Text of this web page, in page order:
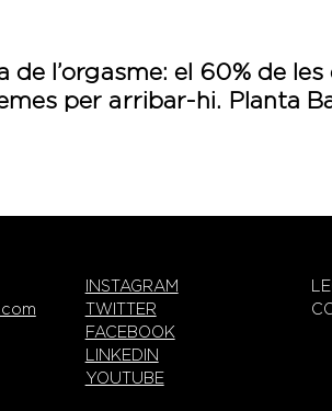
de l’orgasme: el 60% de
per arribar-hi. Planta
INSTAGRAM
TWITTER
FACEBOOK
LINKEDIN
YOUTUBE